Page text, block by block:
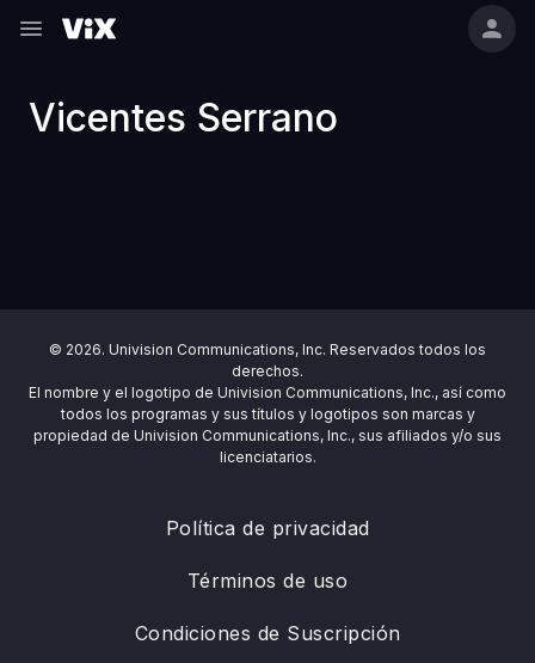
Vicentes Serrano
© 2026. Univision Communications, Inc. Reservados todos los
derechos.
El nombre y el logotipo de Univision Communications, Inc., así como
todos los programas y sus títulos y logotipos son marcas y
propiedad de Univision Communications, Inc., sus afiliados y/o sus
licenciatarios.
Política de privacidad
Términos de uso
Condiciones de Suscripción